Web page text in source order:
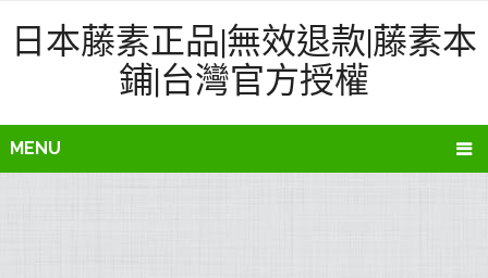
日本藤素正品|無效退款|藤素本
鋪|台灣官方授權
MENU